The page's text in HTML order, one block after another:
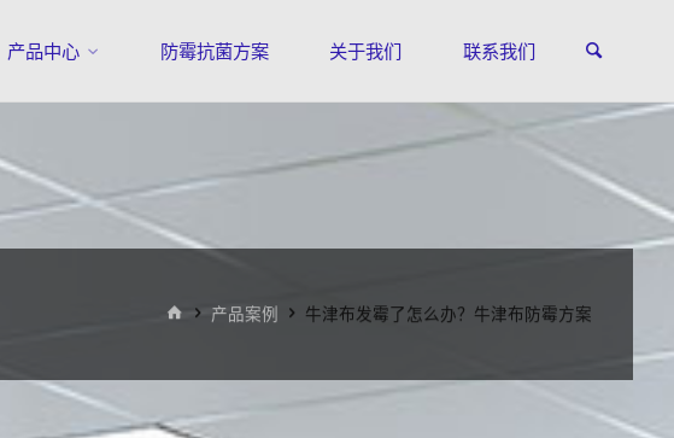
产品中心 防霉抗菌方案 关于我们 联系我们
首 产品案例 牛津布发霉了怎么办？牛津布防霉方案